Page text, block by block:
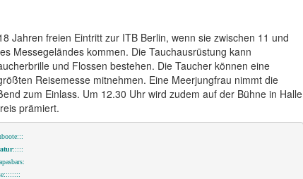
Jahren freien Eintritt zur ITB Berlin, wenn sie zwischen 11 und
Messegeländes kommen. Die Tauchausrüstung kann
und Flossen bestehen. Die Taucher können eine
Reisemesse mitnehmen. Eine Meerjungfrau nimmt die
zum Einlass. Um 12.30 Uhr wird zudem auf der Bühne in Halle
prämiert.
:::::